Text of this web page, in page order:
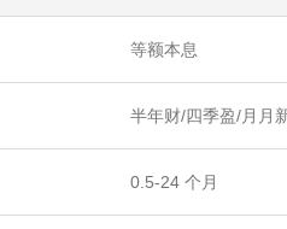
等额本息
半年财/四季盈/月月
0.5-24 个月